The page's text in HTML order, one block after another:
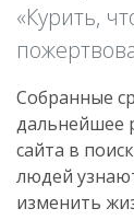
«Курить,
Собранные
дальнейшее
сайта в
людей
изменить